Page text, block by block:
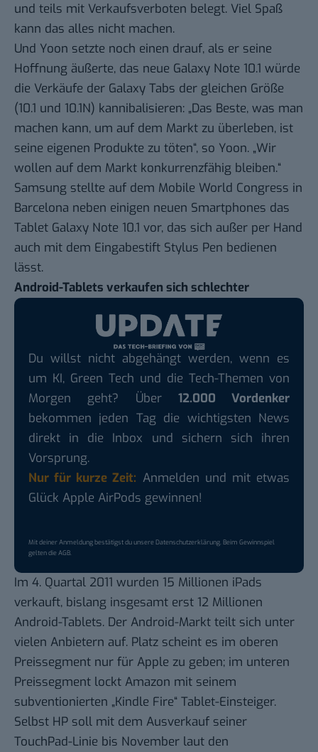
und teils mit Verkaufsverboten belegt. Viel Spaß
kann das alles nicht machen.
Und Yoon setzte noch einen drauf, als er seine
Hoffnung äußerte, das neue Galaxy Note 10.1 würde
die Verkäufe der Galaxy Tabs der gleichen Größe
(10.1 und 10.1N) kannibalisieren: „Das Beste, was man
machen kann, um auf dem Markt zu überleben, ist
seine eigenen Produkte zu töten“, so Yoon. „Wir
wollen auf dem Markt konkurrenzfähig bleiben.“
Samsung stellte auf dem Mobile World Congress in
Barcelona neben einigen neuen Smartphones das
Tablet Galaxy Note 10.1 vor, das sich außer per Hand
auch mit dem Eingabestift Stylus Pen bedienen
lässt.
Android-Tablets verkaufen sich schlechter
Du willst nicht abgehängt werden, wenn es
um KI, Green Tech und die Tech-Themen von
Morgen geht? Über 12.000 Vordenker
bekommen jeden Tag die wichtigsten News
direkt in die Inbox und sichern sich ihren
Vorsprung.
Nur für kurze Zeit: Anmelden und mit etwas
Glück Apple AirPods gewinnen!
Mit deiner Anmeldung bestätigst du unsereDatenschutzerklärung. Beim Gewinnspiel
gelten dieAGB.
Im 4. Quartal 2011 wurden 15 Millionen iPads
verkauft, bislang insgesamt erst 12 Millionen
Android-Tablets. Der Android-Markt teilt sich unter
vielen Anbietern auf. Platz scheint es im oberen
Preissegment nur für Apple zu geben; im unteren
Preissegment lockt Amazon mit seinem
subventionierten „Kindle Fire“ Tablet-Einsteiger.
Selbst HP soll mit dem Ausverkauf seiner
TouchPad-Linie bis November laut den